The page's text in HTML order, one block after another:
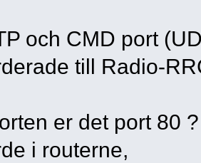
och CMD port
till Radio-
er det port 80
i routerne,